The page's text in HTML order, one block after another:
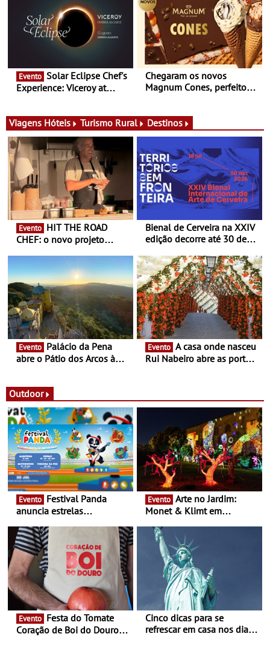
conceito gastronómico
itinerante que percorre
Portugal
experiências
Evento
Experience: Viceroy at
exclusiva
Chegaram os novos
Magnum Cones, perfeitos
Viagens Hóteis Turismo Rural Destinos
Evento
CHEF: o novo projeto
Queiroz Ribeiro - Um novo
conceito gastronómico
itinerante que percorre
Portugal
Bienal de Cerveira na XXIV
edição decorre até 30 de
enquanto “Territórios sem
Fronteira”
Evento
abre o Pátio dos Arcos à
Evento
Rui Nabeiro abre as portas
16 de agosto
Outdoor
Evento
anuncia estrelas
- Entre Junho e Julho pelo
país
Evento
Monet & Klimt em
ao final de Setembro -
Experiência luminosa no
jardim do Museu de
Alberto Sampaio
Evento
Coração de Boi do Douro -
Cinco dicas para se
refrescar em casa nos dias